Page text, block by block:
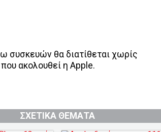
θα διατίθεται χωρίς
ακολουθεί η Apple.
ΣΧΕΤΙΚΑ ΘΕΜΑΤΑ